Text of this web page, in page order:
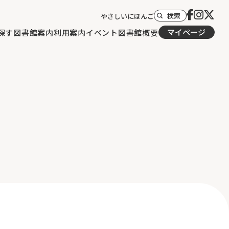
す図書館案内利用案内イベント図書館概要 マイページ
やさしいにほんご 検索